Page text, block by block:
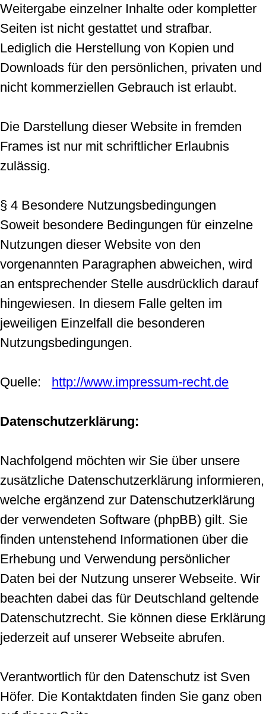
Weitergabe einzelner Inhalte oder kompletter
Seiten ist nicht gestattet und strafbar.
Lediglich die Herstellung von Kopien und
Downloads für den persönlichen, privaten und
nicht kommerziellen Gebrauch ist erlaubt.
Die Darstellung dieser Website in fremden
Frames ist nur mit schriftlicher Erlaubnis
zulässig.
§ 4 Besondere Nutzungsbedingungen
Soweit besondere Bedingungen für einzelne
Nutzungen dieser Website von den
vorgenannten Paragraphen abweichen, wird
an entsprechender Stelle ausdrücklich darauf
hingewiesen. In diesem Falle gelten im
jeweiligen Einzelfall die besonderen
Nutzungsbedingungen.
Quelle: http://www.impressum-recht.de
Datenschutzerklärung:
Nachfolgend möchten wir Sie über unsere
zusätzliche Datenschutzerklärung informieren,
welche ergänzend zur Datenschutzerklärung
der verwendeten Software (phpBB) gilt. Sie
finden untenstehend Informationen über die
Erhebung und Verwendung persönlicher
Daten bei der Nutzung unserer Webseite. Wir
beachten dabei das für Deutschland geltende
Datenschutzrecht. Sie können diese Erklärung
jederzeit auf unserer Webseite abrufen.
Verantwortlich für den Datenschutz ist Sven
Höfer. Die Kontaktdaten finden Sie ganz oben